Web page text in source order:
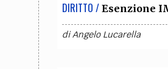
DIRITTO / Esenzione
diAngelo Lucarella